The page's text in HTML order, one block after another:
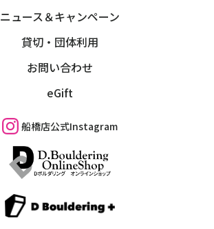
ニュース＆キャンペーン
貸切・団体利用
お問い合わせ
eGift
船橋店公式Instagram